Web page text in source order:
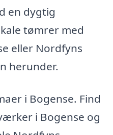
en dygtig
tømrer med
eller Nordfyns
herunder.
i Bogense. Find
i Bogense og